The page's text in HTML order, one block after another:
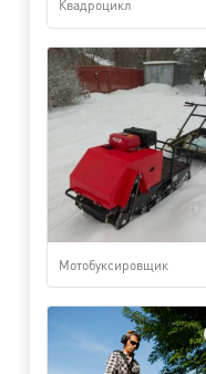
Квадроцикл
Мотобуксировщик